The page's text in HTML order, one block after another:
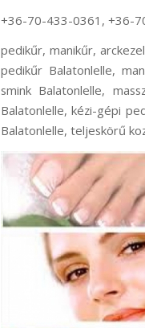
+36-70-433-0361, +36-
pedikűr, manikűr,
pedikűr Balatonlelle,
smink Balatonlelle,
Balatonlelle, kézi-gépi
Balatonlelle, teljeskörű